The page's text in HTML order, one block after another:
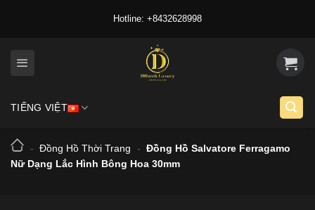
Hotline: +8432628998
TIẾNG VIỆT
- Đồng Hồ Thời Trang - Đồng Hồ Salvatore Ferragamo
Nữ Dạng Lắc Hình Bông Hoa 30mm